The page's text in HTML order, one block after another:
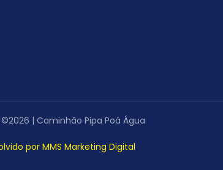
| Caminhão Pipa Poá Água
por MMS Marketing Digital